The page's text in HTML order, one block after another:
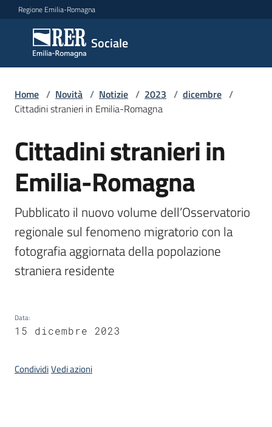
Vai al contenuto
Vai alla navigazione
Vai al footer
Regione Emilia-Romagna
Sociale
Sociale
Argomenti
Novità
Servizi
Leggi
Atti
Bandi
Progetti
Seguici
Home / Novità / Notizie / 2023 / dicembre /
Cittadini stranieri in Emilia-Romagna
Salta al contenuto
Cittadini stranieri in
Emilia-Romagna
Pubblicato il nuovo volume dell’Osservatorio
regionale sul fenomeno migratorio con la
fotografia aggiornata della popolazione
straniera residente
Data:
15 dicembre 2023
CondividiVedi azioni